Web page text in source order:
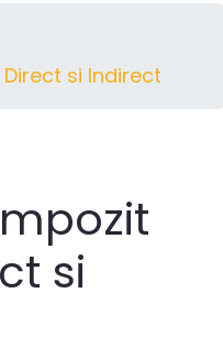
si Indirect
si